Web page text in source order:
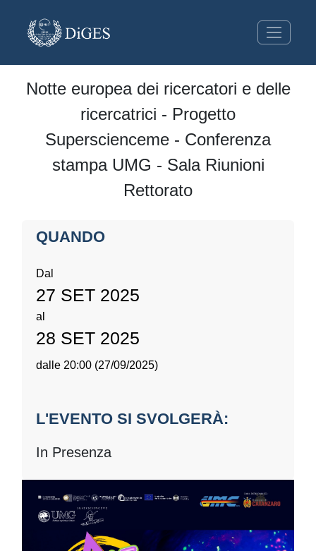
Notte europea dei ricercatori e delle
ricercatrici - Progetto
Superscienceme - Conferenza
stampa UMG - Sala Riunioni
Rettorato
QUANDO
Dal
27 SET 2025
al
28 SET 2025
dalle 20:00 (27/09/2025)
L'EVENTO SI SVOLGERÀ:
In Presenza